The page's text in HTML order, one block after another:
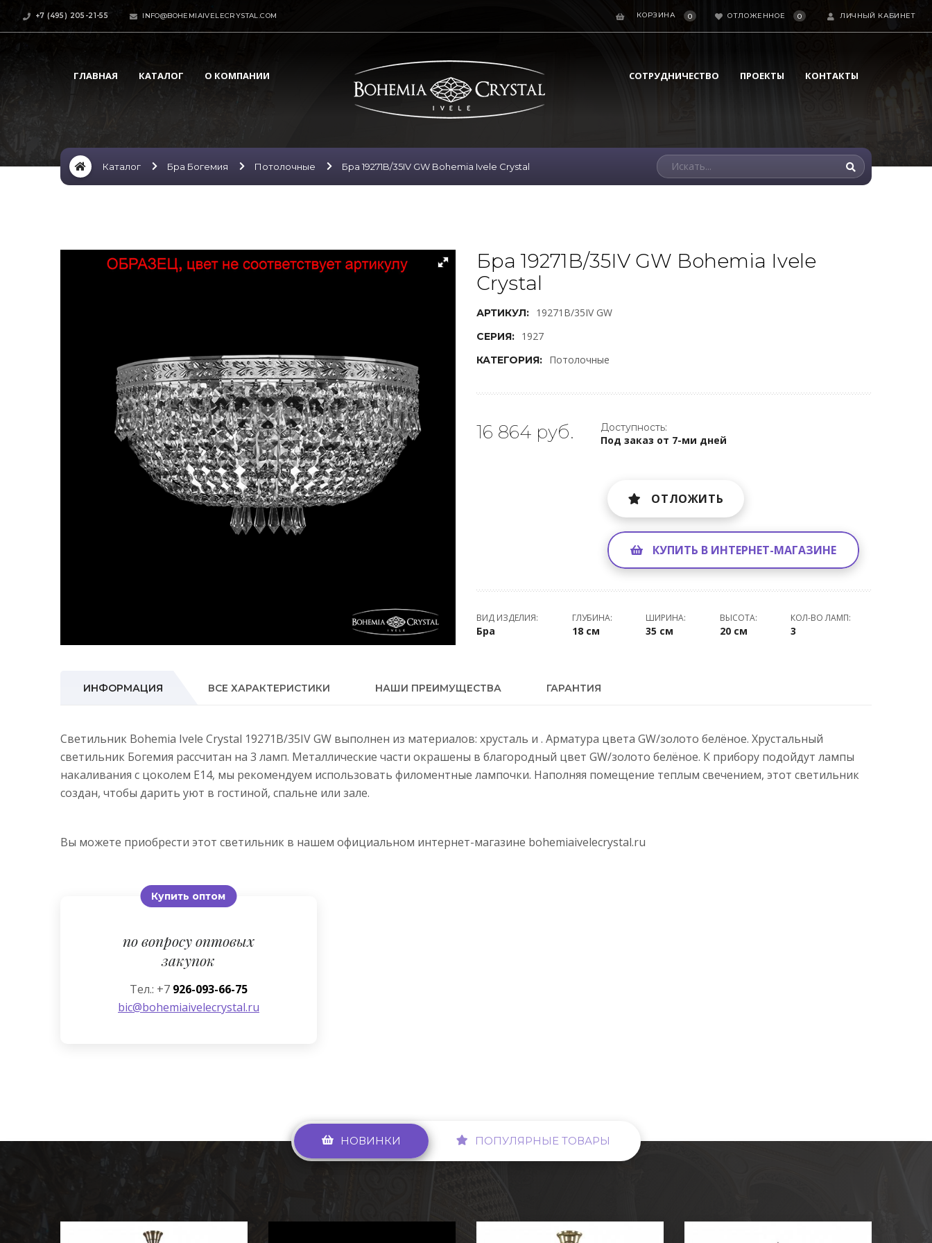
+7 (495) 205-21-55 INFO@BOHEMIAIVELECRYSTAL.COM КОРЗИНА 0 ОТЛОЖЕННОЕ 0 ЛИЧНЫЙ КАБИНЕТ
ГЛАВНАЯ КАТАЛОГ О КОМПАНИИ СОТРУДНИЧЕСТВО ПРОЕКТЫ КОНТАКТЫ
Каталог Бра Богемия Потолочные Бра 19271B/35IV GW Bohemia Ivele Crystal
Бра 19271B/35IV GW Bohemia Ivele
Crystal
АРТИКУЛ: 19271B/35IV GW
СЕРИЯ: 1927
КАТЕГОРИЯ: Потолочные
16 864 руб. Доступность:
Под заказ от 7-ми дней
ОТЛОЖИТЬ
КУПИТЬ В ИНТЕРНЕТ-МАГАЗИНЕ
ВИД ИЗДЕЛИЯ:
Бра
ГЛУБИНА:
18 см
ШИРИНА:
35 см
ВЫСОТА:
20 см
КОЛ-ВО ЛАМП:
3
ИНФОРМАЦИЯ ВСЕ ХАРАКТЕРИСТИКИ НАШИ ПРЕИМУЩЕСТВА ГАРАНТИЯ
Светильник Bohemia Ivele Crystal 19271B/35IV GW выполнен из материалов: хрусталь и . Арматура цвета GW/золото белёное. Хрустальный
светильник Богемия рассчитан на 3 ламп. Металлические части окрашены в благородный цвет GW/золото белёное. К прибору подойдут лампы
накаливания с цоколем E14, мы рекомендуем использовать филоментные лампочки. Наполняя помещение теплым свечением, этот светильник
создан, чтобы дарить уют в гостиной, спальне или зале.
Вы можете приобрести этот светильник в нашем официальном интернет-магазине bohemiaivelecrystal.ru
Купить оптом
по вопросу оптовых
закупок
Тел.: +7 926-093-66-75
bic@bohemiaivelecrystal.ru
НОВИНКИ ПОПУЛЯРНЫЕ ТОВАРЫ